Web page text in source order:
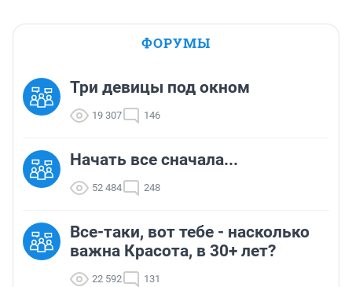
ФОРУМЫ
Три девицы под окном
19 307 146
Начать все сначала...
52 484 248
Все-таки, вот тебе - насколько
важна Красота, в 30+ лет?
22 592 131